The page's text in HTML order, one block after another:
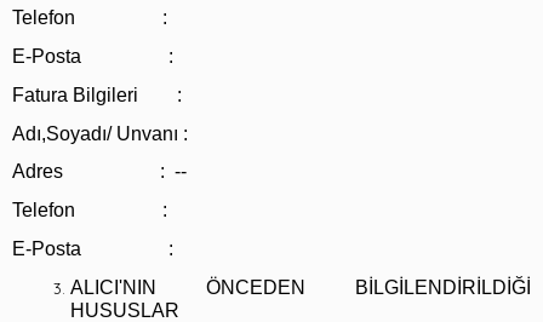
Telefon :
E-Posta :
Fatura Bilgileri :
Adı,Soyadı/ Unvanı :
Adres : --
Telefon :
E-Posta :
ALICI'NIN ÖNCEDEN BİLGİLENDİRİLDİĞİ
HUSUSLAR